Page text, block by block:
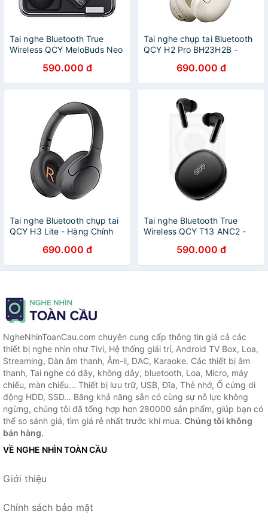
Tai nghe Bluetooth True
Wireless QCY MeloBuds Neo
590.000 đ
Tai nghe chụp tai Bluetooth
QCY H2 Pro BH23H2B -
690.000 đ
Tai nghe Bluetooth chụp tai
QCY H3 Lite - Hàng Chính
690.000 đ
Tai nghe Bluetooth True
Wireless QCY T13 ANC2 -
590.000 đ
NgheNhinToanCau.com chuyên cung cấp thông tin giá cả các
thiết bị nghe nhìn như Tivi, Hệ thống giải trí, Android TV Box, Loa,
Streaming, Dàn âm thanh, Âm-li, DAC, Karaoke. Các thiết bị âm
thanh, Tai nghe có dây, không dây, bluetooth, Loa, Micro, máy
chiếu, màn chiếu... Thiết bị lưu trữ, USB, Đĩa, Thẻ nhớ, Ổ cứng di
động HDD, SSD... Bằng khả năng sẵn có cùng sự nỗ lực không
ngừng, chúng tôi đã tổng hợp hơn 280000 sản phẩm, giúp bạn có
thể so sánh giá, tìm giá rẻ nhất trước khi mua. Chúng tôi không
bán hàng.
VỀ NGHE NHÌN TOÀN CẦU
Giới thiệu
Chính sách bảo mật